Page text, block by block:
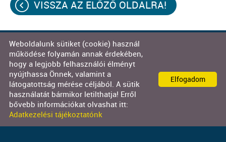
VISSZA AZ ELŐZŐ OLDALRA!
© 2026 - Decor-Team Kft.
Oldal információklAdatkezelési tájékoztatól
Impresszum
Elfogadom
Weboldalunk sütiket (cookie) használ
működése folyamán annak érdekében,
hogy a legjobb felhasználói élményt
nyújthassa Önnek, valamint a
látogatottság mérése céljából. A sütik
használatát bármikor letilthatja! Erről
bővebb információkat olvashat itt:
Adatkezelési tájékoztatónk